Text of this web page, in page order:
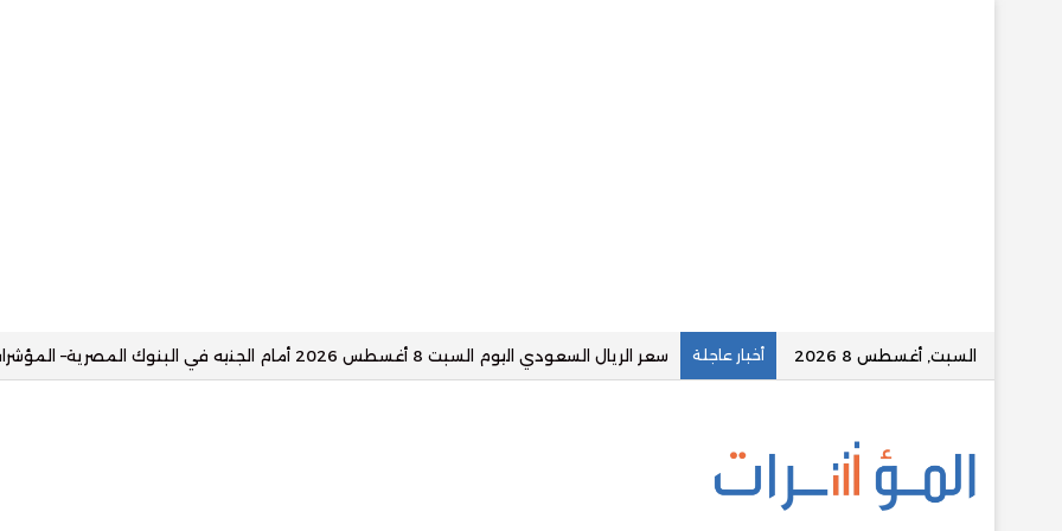
السبت, أغسطس 8 2026 أخبار عاجلة “كابيتال” تعتزم إقامة مصانع وأماكن تخزين جاهزة للإيجار بالقنطرة غرب– المؤشرات نت